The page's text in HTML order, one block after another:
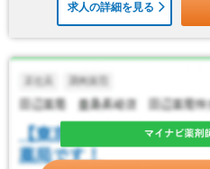
求人の詳細を見る